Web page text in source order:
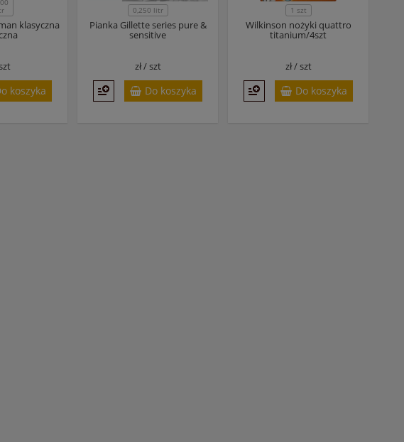
klasyczna
koszyka
0,250 litr
Pianka Gillette series pure &
sensitive
zł /szt
Do koszyka
1 szt
Wilkinson nożyki quattro
titanium/4szt
zł /szt
Do koszyka